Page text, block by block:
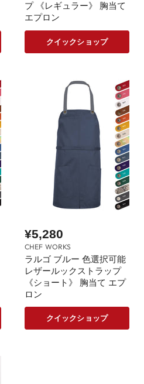
プ 《レギュラー》 胸当て
エプロン
クイックショップ
¥5,280
CHEF WORKS
ラルゴ ブルー 色選択可能
レザールックストラップ
《ショート》 胸当て エプ
ロン
クイックショップ